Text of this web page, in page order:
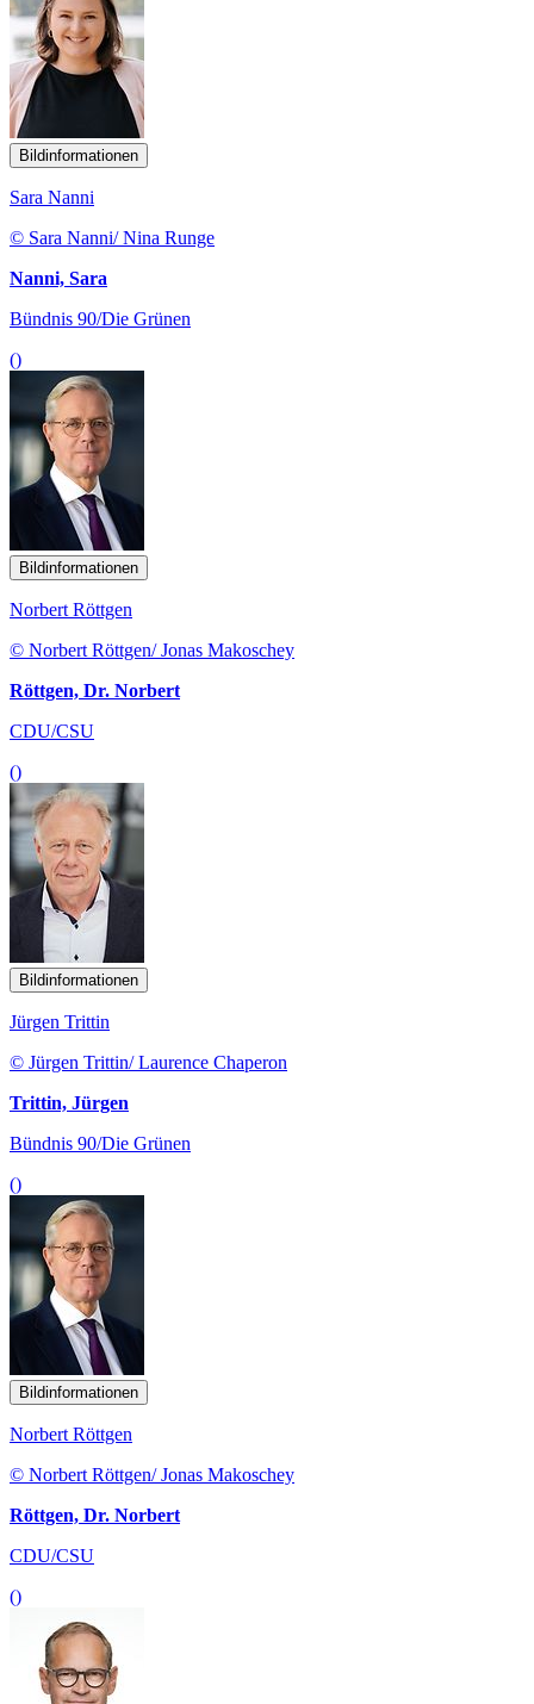
Bildinformationen
Sara Nanni
© Sara Nanni/ Nina Runge
Nanni, Sara
Bündnis 90/Die Grünen
()
Bildinformationen
Norbert Röttgen
© Norbert Röttgen/ Jonas Makoschey
Röttgen, Dr. Norbert
CDU/CSU
()
Bildinformationen
Jürgen Trittin
© Jürgen Trittin/ Laurence Chaperon
Trittin, Jürgen
Bündnis 90/Die Grünen
()
Bildinformationen
Norbert Röttgen
© Norbert Röttgen/ Jonas Makoschey
Röttgen, Dr. Norbert
CDU/CSU
()